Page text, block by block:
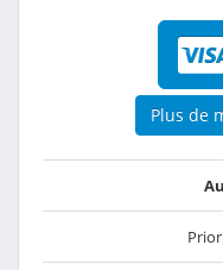
Plus de